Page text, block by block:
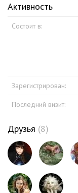
Активность
Состоит в:
Зарегистрирован:
Последний визит:
Друзья (8)